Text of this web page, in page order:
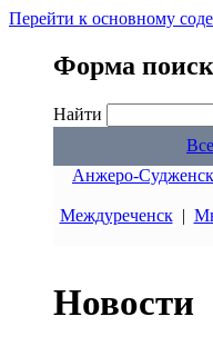
Перейти к основному
Форма
Найти
Анжеро-Судженск
Междуреченск|
Новости